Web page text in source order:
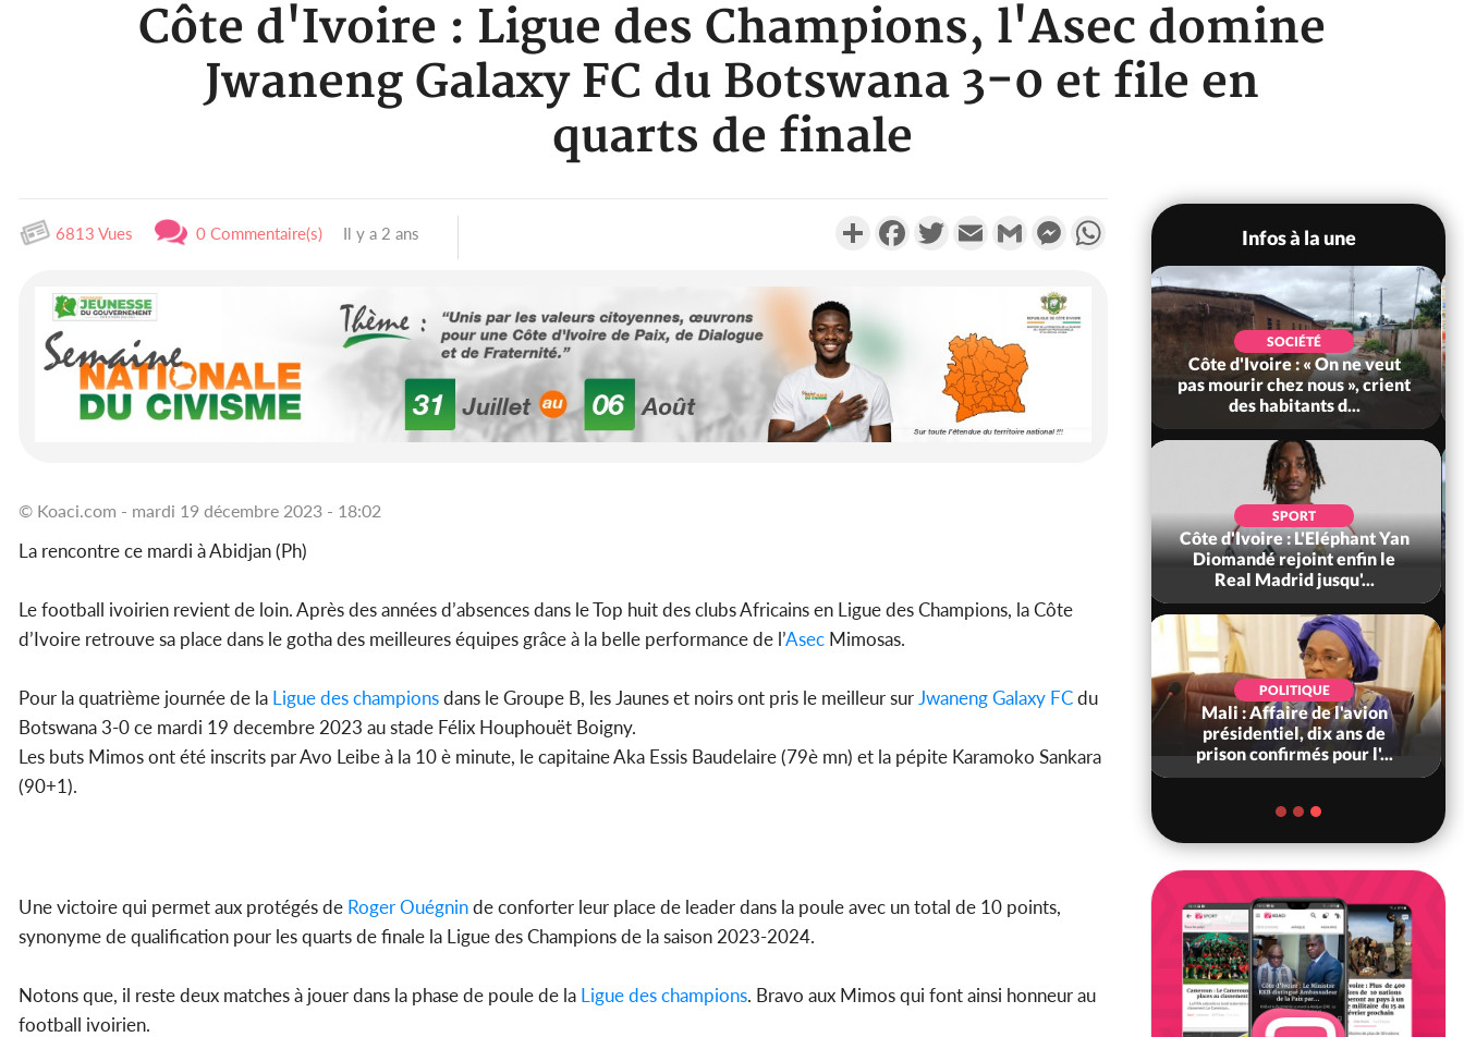
Côte d'Ivoire : Ligue des Champions, l'Asec domine
Jwaneng Galaxy FC du Botswana 3-0 et file en
quarts de finale
6813 Vues 0 Commentaire(s) Il y a 2 ans PartagerFacebookTwitterEmail Gmail MessengerWhatsApp
© Koaci.com - mardi 19 décembre 2023 - 18:02
La rencontre ce mardi à Abidjan (Ph)
Le football ivoirien revient de loin. Après des années d’absences dans le Top huit des clubs Africains en Ligue des Champions, la Côte
d’Ivoire retrouve sa place dans le gotha des meilleures équipes grâce à la belle performance de l’Asec Mimosas.
Pour la quatrième journée de la Ligue des championsdans le Groupe B, les Jaunes et noirs ont pris le meilleur sur Jwaneng Galaxy FCdu
Botswana 3-0 ce mardi 19 decembre 2023 au stade Félix Houphouët Boigny.
Les buts Mimos ont été inscrits par Avo Leibe à la 10 è minute, le capitaine Aka Essis Baudelaire (79è mn) et la pépite Karamoko Sankara
(90+1).
Une victoire qui permet aux protégés de Roger Ouégninde conforter leur place de leader dans la poule avec un total de 10 points,
synonyme de qualification pour les quarts de finale la Ligue des Champions de la saison 2023-2024.
Notons que, il reste deux matches à jouer dans la phase de poule de la Ligue des champions. Bravo aux Mimos qui font ainsi honneur au
football ivoirien.
Infos à la une
POLITIQUE
Côte d'Ivoire : Décrispation ?
Mamadou Traoré ex
conseiller de Soro a recou...
POLITIQUE
Côte d'Ivoire : Violences
tragiques à Kossandji (Mé)
ayant fait 03 morts, A...
SOCIÉTÉ
Côte d'Ivoire : « On ne veut
pas mourir chez nous », crient
des habitants d...
POLITIQUE
Mali : Affaire de l'avion
prison confirmés pour l'...
SPORT
Côte d'Ivoire : Éléphants :
Hervé Renard officiellement
Sélectionneur des É...
POLITIQUE
Côte d'Ivoire : PDCI, « affaire
paiement des 10 ans
d'arriérés » de Thiam a...
POLITIQUE
Côte d'Ivoire : Indépendance
2026, le discours très attendu
du PR Alassane...